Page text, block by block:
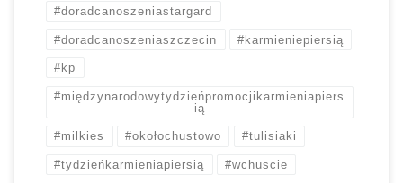
#doradcanoszeniastargard
#doradcanoszeniaszczecin #karmieniepiersią
#kp
#międzynarodowytydzieńpromocjikarmieniapiers
ią
#milkies #okołochustowo #tulisiaki
#tydzieńkarmieniapiersią #wchuscie